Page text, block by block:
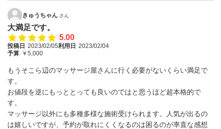
きゅうちゃん さん
大満足です。
5.00
投稿日 2023/02/05利用日 2023/02/04
予算 ￥5,000
もうそこら辺のマッサージ屋さんに行く必要がないくらい満足で
す。
お値段を逆にもっととっても良いのではと思うほど超本格的で
す。
マッサージ以外にも多種多様な施術受けられます。人気が出るの
は嬉しいですが、予約が取れにくくなるのは困るのが率直な感想